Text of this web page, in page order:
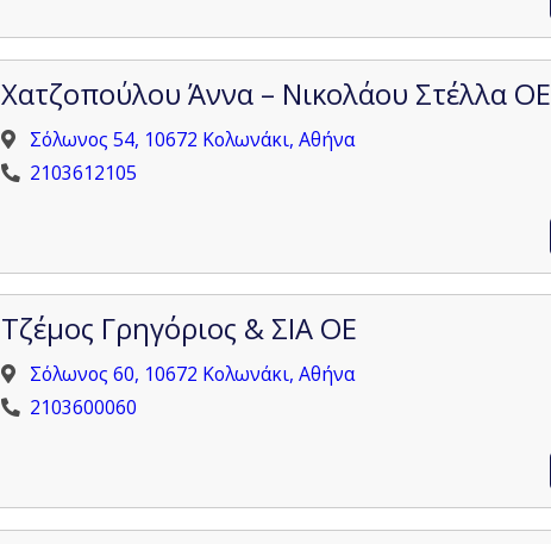
Χατζοπούλου Άννα – Νικολάου Στέλλα ΟΕ
Σόλωνος 54, 10672 Κολωνάκι, Αθήνα
2103612105
Τζέμος Γρηγόριος & ΣΙΑ ΟΕ
Σόλωνος 60, 10672 Κολωνάκι, Αθήνα
2103600060